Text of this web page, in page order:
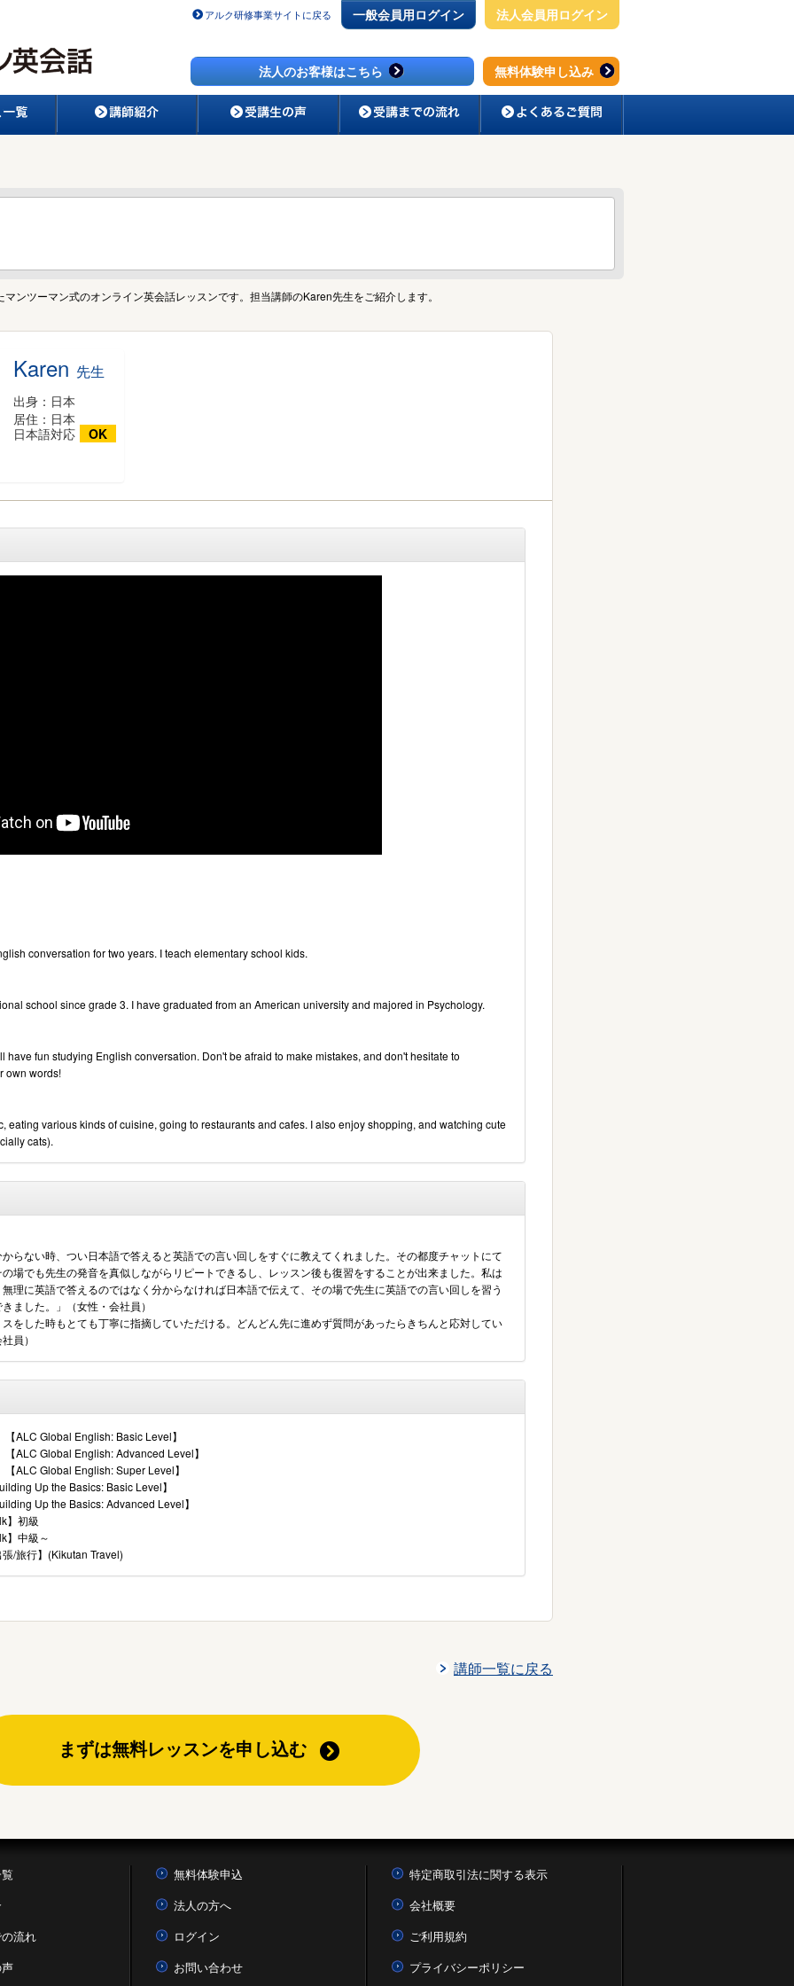
アルク研修事業サイトに戻る
無料体験申し込み
法人のお客様はこちら
一般会員用ログイン 法人会員用ログイン
マンツーマン式のオンライン英会話レッスンです。担当講師のKaren先生をご紹介します。
Karen 先生
出身：日本
居住：日本
日本語対応
OK
conversation for two years. I teach elementary school kids.
school since grade 3. I have graduated from an American university and majored in Psychology.
have fun studying English conversation. Don't be afraid to make mistakes, and don't hesitate to
own words!
eating various kinds of cuisine, going to restaurants and cafes. I also enjoy shopping, and watching cute
cats).
らない時、つい日本語で答えると英語での言い回しをすぐに教えてくれました。その都度チャットにて
場でも先生の発音を真似しながらリピートできるし、レッスン後も復習をすることが出来ました。私は
理に英語で答えるのではなく分からなければ日本語で伝えて、その場で先生に英語での言い回しを習う
ました。」（女性・会社員）
をした時もとても丁寧に指摘していただける。どんどん先に進めず質問があったらきちんと応対してい
員）
ALC Global English: Basic Level】
ALC Global English: Advanced Level】
ALC Global English: Super Level】
Up the Basics: Basic Level】
Up the Basics: Advanced Level】
】初級
】中級～
/旅行】(Kikutan Travel)
講師一覧に戻る
まずは無料レッスンを申し込む
流れ
無料体験申込
法人の方へ
ログイン
お問い合わせ
特定商取引法に関する表示
会社概要
ご利用規約
プライバシーポリシー